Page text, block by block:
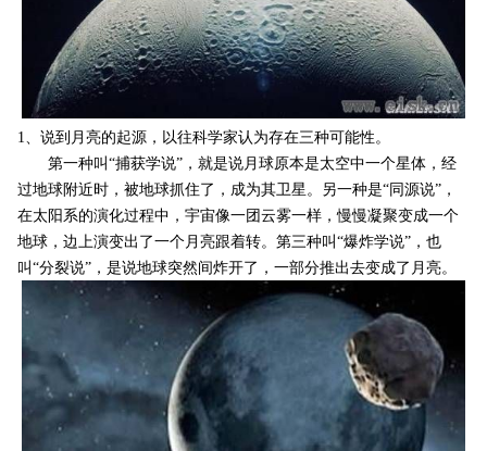
1、说到月亮的起源，以往科学家认为存在三种可能性。
第一种叫“捕获学说”，就是说月球原本是太空中一个星体，经
过地球附近时，被地球抓住了，成为其卫星。另一种是“同源说”，
在太阳系的演化过程中，宇宙像一团云雾一样，慢慢凝聚变成一个
地球，边上演变出了一个月亮跟着转。第三种叫“爆炸学说”，也
叫“分裂说”，是说地球突然间炸开了，一部分推出去变成了月亮。